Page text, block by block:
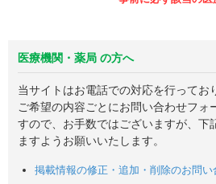
医療機関・薬局 の方へ
当サイトはお電話での対応を行ってお
ご希望の内容ごとにお問い合わせフォ
すので、お手数ではございますが、下
ますようお願いいたします。
掲載情報の修正・追加・削除のお問い